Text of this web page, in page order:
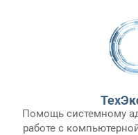
Помощь системному
работе с